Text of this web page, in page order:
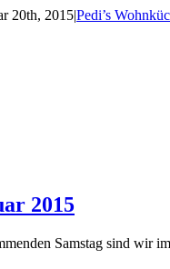
20th, 2015|Pedi’s
2015
Samstag sind wir